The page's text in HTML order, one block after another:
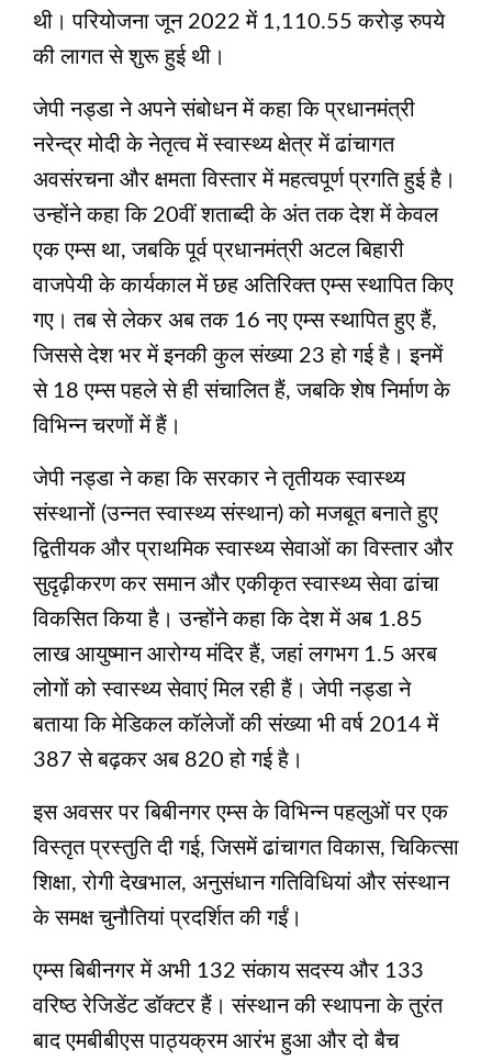
थी। परियोजना जून 2022 में 1,110.55 करोड़ रुपये
की लागत से शुरू हुई थी।
जेपी नड्डा ने अपने संबोधन में कहा कि प्रधानमंत्री
नरेन्द्र मोदी के नेतृत्व में स्वास्थ्य क्षेत्र में ढांचागत
अवसंरचना और क्षमता विस्तार में महत्वपूर्ण प्रगति हुई है।
उन्होंने कहा कि 20वीं शताब्दी के अंत तक देश में केवल
एक एम्स था, जबकि पूर्व प्रधानमंत्री अटल बिहारी
वाजपेयी के कार्यकाल में छह अतिरिक्त एम्स स्थापित किए
गए। तब से लेकर अब तक 16 नए एम्स स्थापित हुए हैं,
जिससे देश भर में इनकी कुल संख्या 23 हो गई है। इनमें
से 18 एम्स पहले से ही संचालित हैं, जबकि शेष निर्माण के
विभिन्न चरणों में हैं।
जेपी नड्डा ने कहा कि सरकार ने तृतीयक स्वास्थ्य
संस्थानों (उन्नत स्वास्थ्य संस्थान) को मजबूत बनाते हुए
द्वितीयक और प्राथमिक स्वास्थ्य सेवाओं का विस्तार और
सुदृढ़ीकरण कर समान और एकीकृत स्वास्थ्य सेवा ढांचा
विकसित किया है। उन्होंने कहा कि देश में अब 1.85
लाख आयुष्मान आरोग्य मंदिर हैं, जहां लगभग 1.5 अरब
लोगों को स्वास्थ्य सेवाएं मिल रही हैं। जेपी नड्डा ने
बताया कि मेडिकल कॉलेजों की संख्या भी वर्ष 2014 में
387 से बढ़कर अब 820 हो गई है।
इस अवसर पर बिबीनगर एम्स के विभिन्न पहलुओं पर एक
विस्तृत प्रस्तुति दी गई, जिसमें ढांचागत विकास, चिकित्सा
शिक्षा, रोगी देखभाल, अनुसंधान गतिविधियां और संस्थान
के समक्ष चुनौतियां प्रदर्शित की गईं।
एम्स बिबीनगर में अभी 132 संकाय सदस्य और 133
वरिष्ठ रेजिडेंट डॉक्टर हैं। संस्थान की स्थापना के तुरंत
बाद एमबीबीएस पाठ्यक्रम आरंभ हुआ और दो बैच